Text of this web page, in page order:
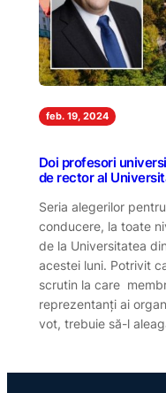
feb. 19, 2024
Doi profesori
de rector al
Seria alegerilor
conducere, la toate
de la Universitatea
acestei luni. Potrivit
scrutin la care
reprezentanți ai
vot, trebuie să-l